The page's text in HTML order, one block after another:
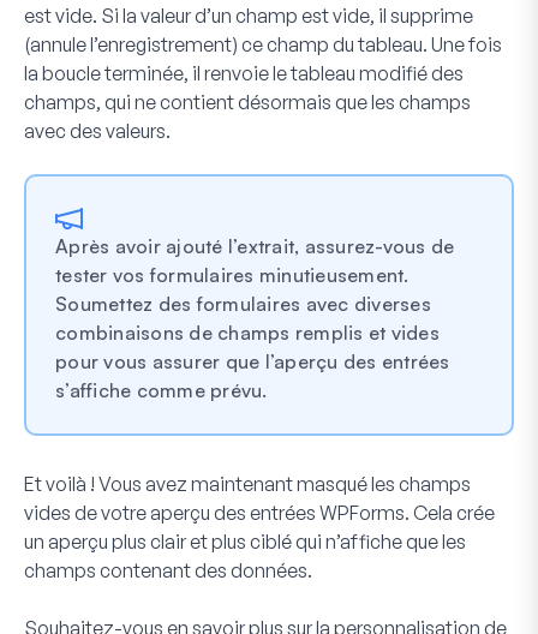
est vide. Si la valeur d’un champ est vide, il supprime
(annule l’enregistrement) ce champ du tableau. Une fois
la boucle terminée, il renvoie le tableau modifié des
champs, qui ne contient désormais que les champs
avec des valeurs.
Après avoir ajouté l’extrait, assurez-vous de
tester vos formulaires minutieusement.
Soumettez des formulaires avec diverses
combinaisons de champs remplis et vides
pour vous assurer que l’aperçu des entrées
s’affiche comme prévu.
Et voilà ! Vous avez maintenant masqué les champs
vides de votre aperçu des entrées WPForms. Cela crée
un aperçu plus clair et plus ciblé qui n’affiche que les
champs contenant des données.
Souhaitez-vous en savoir plus sur la personnalisation de